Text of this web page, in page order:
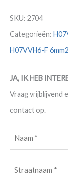
SKU: 2704
Categorieën:
H07VVH6-F
JA, IK HEB
Vraag vrijblijvend
contact op.
(Vereist)